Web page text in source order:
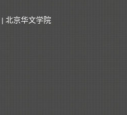
| 北京华文学院